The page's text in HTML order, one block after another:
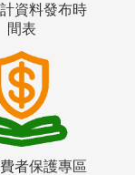
資料發布時
間表
者保護專區